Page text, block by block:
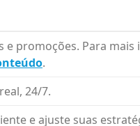
e promoções. Para
.
24/7.
e ajuste suas